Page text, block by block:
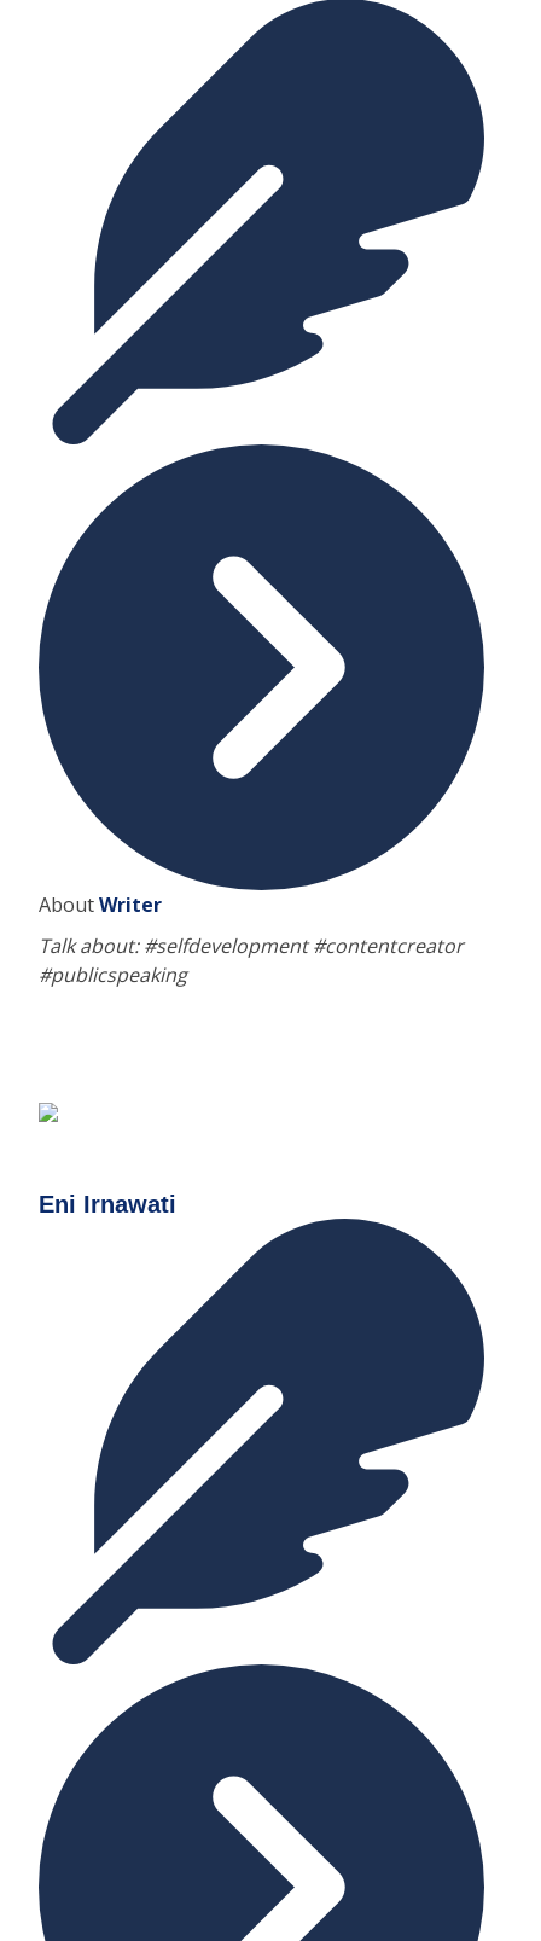
AboutWriter
Talk about: #selfdevelopment #contentcreator
#publicspeaking
Eni Irnawati